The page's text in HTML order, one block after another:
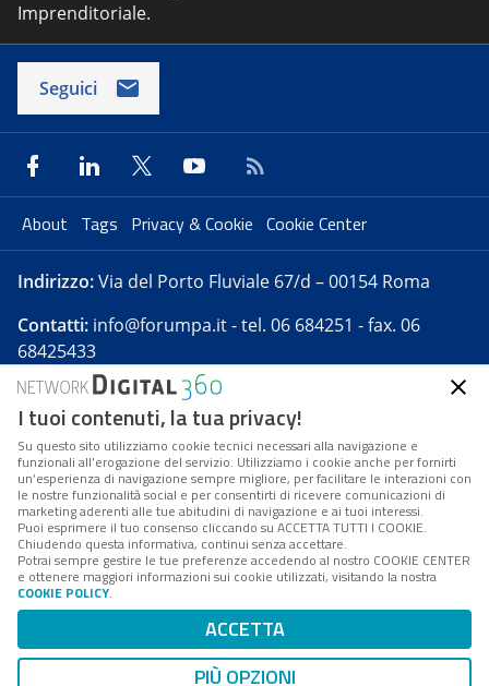
Imprenditoriale.
Seguici
About Tags Privacy & Cookie Cookie Center
Indirizzo:Via del Porto Fluviale 67/d – 00154 Roma
Contatti: info@forumpa.it- tel. 06 684251 - fax. 06
68425433
Forumpa.itè una pubblicazione telematica iscritta
presso Registro della stampa del Tribunale di Roma -
Reg. n. 182 del 2 maggio 2008 - Direttore resp. Michela
Stentella
FPA s.r.l. è società soggetta a Direzione e
Coordinamento da parte di Digital360 S.p.A. - FPA s.r.l.
è un'azienda certificata per il sistema di management
Codice Fiscale/Partita IVA n. 10693191008 - R.E.A. Roma
n. 1249791. ISP AWS
Mappa del sito
I tuoi contenuti, la tua privacy!
Su questo sito utilizziamo cookie tecnici necessari alla navigazione e
funzionali all’erogazione del servizio. Utilizziamo i cookie anche per fornirti
un’esperienza di navigazione sempre migliore, per facilitare le interazioni con
le nostre funzionalità social e per consentirti di ricevere comunicazioni di
marketing aderenti alle tue abitudini di navigazione e ai tuoi interessi.
Puoi esprimere il tuo consenso cliccando su ACCETTA TUTTI I COOKIE.
Chiudendo questa informativa, continui senza accettare.
Potrai sempre gestire le tue preferenze accedendo al nostro COOKIE CENTER
e ottenere maggiori informazioni sui cookie utilizzati, visitando la nostra
COOKIE POLICY.
ACCETTA
PIÙ OPZIONI